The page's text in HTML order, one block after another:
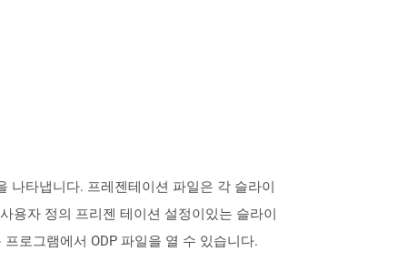
나타냅니다. 프레젠테이션 파일은 각 슬라이
용자 정의 프리젠 테이션 설정이있는 슬라이
로그램에서 ODP 파일을 열 수 있습니다.